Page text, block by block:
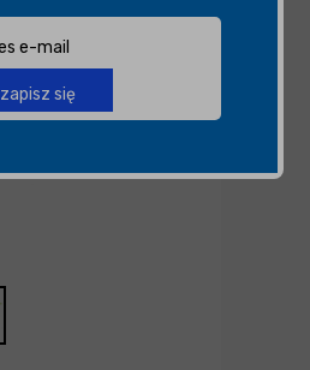
zapisz się